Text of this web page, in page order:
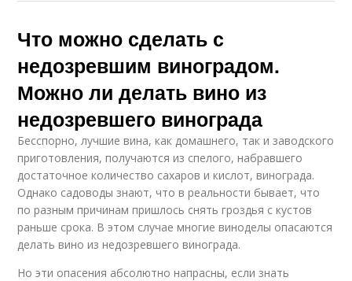
Что можно сделать с
недозревшим виноградом.
Можно ли делать вино из
недозревшего винограда
Бесспорно, лучшие вина, как домашнего, так и заводского
приготовления, получаются из спелого, набравшего
достаточное количество сахаров и кислот, винограда.
Однако садоводы знают, что в реальности бывает, что
по разным причинам пришлось снять гроздья с кустов
раньше срока. В этом случае многие виноделы опасаются
делать вино из недозревшего винограда.
Но эти опасения абсолютно напрасны, если знать